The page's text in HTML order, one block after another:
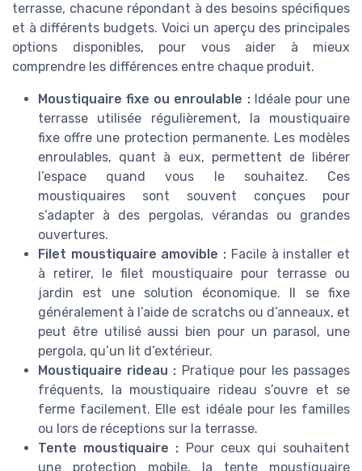
terrasse, chacune répondant à des besoins spécifiques
et à différents budgets. Voici un aperçu des principales
options disponibles, pour vous aider à mieux
comprendre les différences entre chaque produit.
Moustiquaire fixe ou enroulable :Idéale pour une
terrasse utilisée régulièrement, la moustiquaire
fixe offre une protection permanente. Les modèles
enroulables, quant à eux, permettent de libérer
l’espace quand vous le souhaitez. Ces
moustiquaires sont souvent conçues pour
s’adapter à des pergolas, vérandas ou grandes
ouvertures.
Filet moustiquaire amovible : Facile à installer et
à retirer, le filet moustiquaire pour terrasse ou
jardin est une solution économique. Il se fixe
généralement à l’aide de scratchs ou d’anneaux, et
peut être utilisé aussi bien pour un parasol, une
pergola, qu’un lit d’extérieur.
Moustiquaire rideau : Pratique pour les passages
fréquents, la moustiquaire rideau s’ouvre et se
ferme facilement. Elle est idéale pour les familles
ou lors de réceptions sur la terrasse.
Tente moustiquaire : Pour ceux qui souhaitent
une protection mobile, la tente moustiquaire